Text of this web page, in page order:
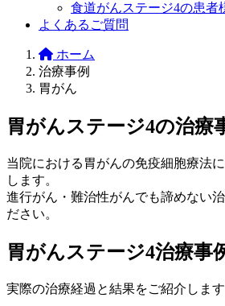
食道がんステージ4の患者
よくあるご質問
ホーム
治療事例
胃がん
胃がんステージ4の治療
当院における胃がんの免疫細胞療法
します。
進行がん・難治性がんでも諦めない
ださい。
胃がんステージ4治療事
実際の治療経過と結果をご紹介します